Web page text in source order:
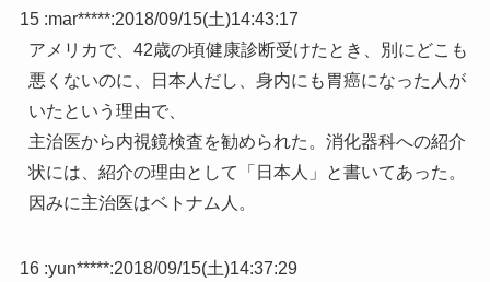
15 :mar*****:2018/09/15(土)14:43:17
アメリカで、42歳の頃健康診断受けたとき、別にどこも
悪くないのに、日本人だし、身内にも胃癌になった人が
いたという理由で、
主治医から内視鏡検査を勧められた。消化器科への紹介
状には、紹介の理由として「日本人」と書いてあった。
因みに主治医はベトナム人。
16 :yun*****:2018/09/15(土)14:37:29